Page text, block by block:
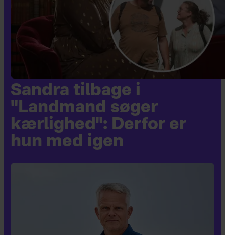
Sandra tilbage i
"Landmand søger
kærlighed": Derfor er
hun med igen